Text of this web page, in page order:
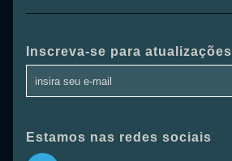
Inscreva-se para atualizações
Estamos nas redes sociais